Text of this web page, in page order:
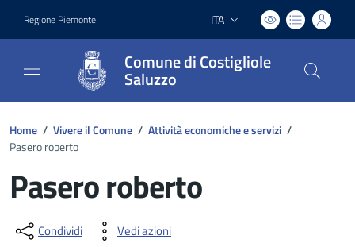
Regione Piemonte Lingua attiva:
ITA
Comune di Costigliole
Saluzzo
Home / Vivere il Comune / Attività economiche e servizi /
Pasero roberto
Pasero roberto
Dettagli del documento
Condividi Vedi azioni